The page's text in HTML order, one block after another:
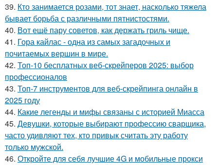
39. Кто занимается розами, тот знает, насколько тяжела
бывает борьба с различными пятнистостями.
40. Вот ещё пару советов, как держать гриль чище.
41. Гора кайлас - одна из самых загадочных и
почитаемых вершин в мире.
42. Топ-10 бесплатных веб-скрейперов 2025: выбор
профессионалов
43. Топ-7 инструментов для веб-скрейпинга онлайн в
2025 году
44. Какие легенды и мифы связаны с историей Миасса
45. Девушки, которые выбирают профессию сварщика,
часто удивляют тех, кто привык считать эту работу
только мужской.
46. Откройте для себя лучшие 4G и мобильные прокси